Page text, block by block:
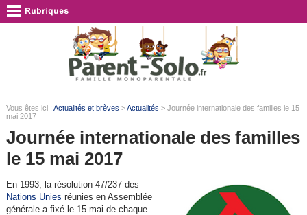
Vous êtes ici : Actualités et brèves >Actualités > Journée internationale des familles le 15
mai 2017
Journée internationale des familles
le 15 mai 2017
En 1993, la résolution 47/237 des
Nations Unies réunies en Assemblée
générale a fixé le 15 mai de chaque